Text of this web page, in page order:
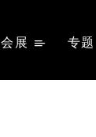
会展 专题